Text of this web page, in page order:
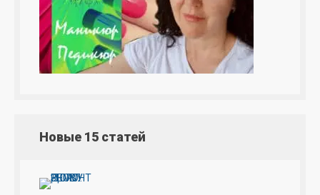
Новые 15 статей